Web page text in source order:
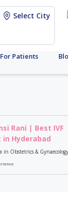
Select City
For Patients
Rani | Best IVF
in Hyderabad
in Obstetrics & Gynaecology